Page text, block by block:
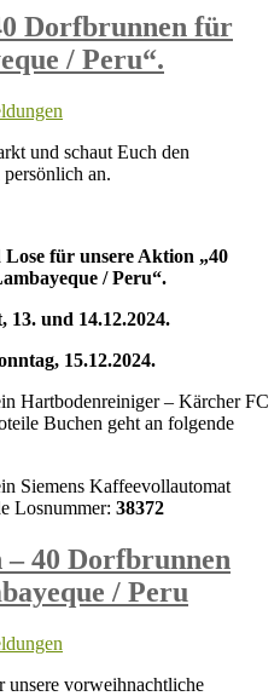
Dorfbrunnen für
/ Peru“.
und schaut Euch den
an.
für unsere Aktion „40
/ Peru“.
13. und 14.12.2024.
15.12.2024.
Hartbodenreiniger – Kärcher FC
Buchen geht an folgende
Siemens Kaffeevollautomat
Losnummer: 38372
– 40 Dorfbrunnen
/ Peru
unsere vorweihnachtliche